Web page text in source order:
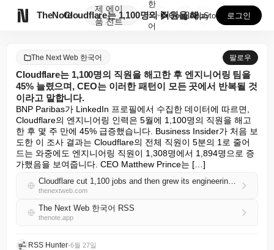
TheNote
제
품
에이
전트
Cloudflare는 1,100명의 직원을 해고한 후 ...
한
국
어
GooglePlay
AppStore 로그인
The Next Web 한국어 팔로우
Cloudflare는 1,100명의 직원을 해고한 후 엔지니어링 팀을
45% 늘렸으며, CEO는 이러한 패턴이 모든 곳에서 반복될 것
이라고 말합니다.
BNP Paribas가 LinkedIn 프로필에서 수집한 데이터에 따르면,
Cloudflare의 엔지니어링 인력은 5월에 1,100명의 직원을 해고
한 후 몇 주 만에 45% 급증했습니다. Business Insider가 처음 보
도한 이 조사 결과는 Cloudflare의 전체 직원이 5분의 1로 줄어
드는 와중에도 엔지니어링 직원이 1,308명에서 1,894명으로 증
가했음을 보여줍니다. CEO Matthew Prince는 […]
Cloudflare cut 1,100 jobs and then grew its engineering team by 45 percent, and its CEO says the pattern will repeat everywhere
thenextweb.com
The Next Web 한국어 RSS
thenote.app
RSS Hunter•6월 27일